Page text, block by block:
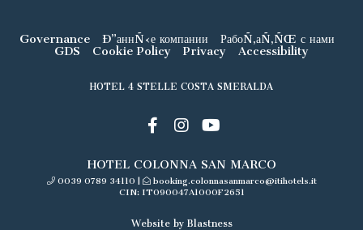
Governance Ð”аннÑ‹е компании
РабоÑ‚аÑ‚ÑŒ с нами
GDS
Cookie Policy Privacy Accessibility
HOTEL 4 STELLE COSTA SMERALDA
HOTEL COLONNA SAN MARCO
0039 0789 34110 |
booking.colonnasanmarco@itihotels.it
CIN: IT090047A1000F2651
Website by Blastness